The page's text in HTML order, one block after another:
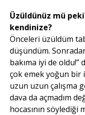
Üzüldünüz mü
kendinize?
Önceleri üzüldüm
düşündüm.
bakıma iyi de oldu!”
çok emek yoğun bir
uzun uzun çalışma
dava da açmadım
hocasının söylediği